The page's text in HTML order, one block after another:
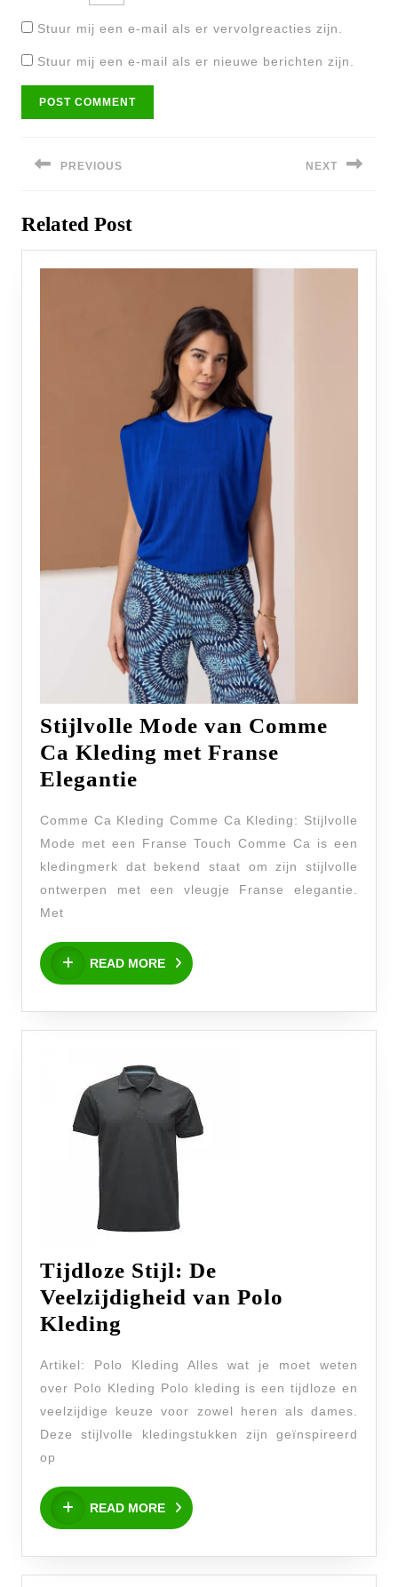
Stuur mij een e-mail als er vervolgreacties zijn.
Stuur mij een e-mail als er nieuwe berichten zijn.
navigatie
PREVIOUS
post:
NEXT
Related Post
Stijlvolle Mode van Comme
Ca Kleding met Franse
Elegantie
van
Comme
Ca
met
Franse
Elegantie
Comme Ca Kleding Comme Ca Kleding: Stijlvolle
Mode met een Franse Touch Comme Ca is een
kledingmerk dat bekend staat om zijn stijlvolle
ontwerpen met een vleugje Franse elegantie.
Met
READ MORE
READ
MORE
Tijdloze Stijl: De
Veelzijdigheid van Polo
Kleding
De
Veelzijdigheid
van
Kleding
Artikel: Polo Kleding Alles wat je moet weten
over Polo Kleding Polo kleding is een tijdloze en
veelzijdige keuze voor zowel heren als dames.
Deze stijlvolle kledingstukken zijn geïnspireerd
op
READ MORE
READ
MORE